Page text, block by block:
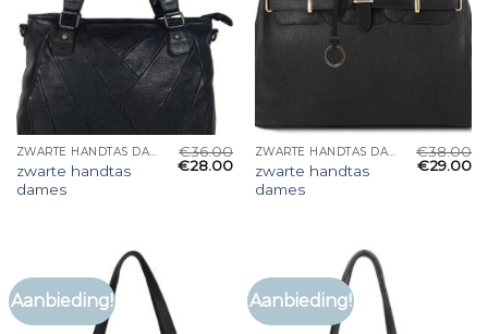
ZWARTE HANDTAS DAMES
zwarte handtas
dames
€36.00
€28.00
ZWARTE HANDTAS DAMES
zwarte handtas
dames
€38.00
€29.00
Aanbieding! Aanbieding!